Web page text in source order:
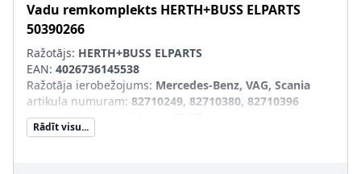
Vadu remkomplekts HERTH+BUSS ELPARTS
50390266
Ražotājs: HERTH+BUSS ELPARTS
EAN: 4026736145538
Ražotāja ierobežojums: Mercedes-Benz, VAG, Scania
artikula numuram: 82710249, 82710380, 82710396
Aizsardzības tips (IP-kods)
Vada garums [mm]
Rādīt visu...